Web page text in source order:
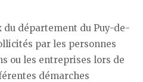
département du Puy-de-
par les personnes
ou les entreprises lors de
démarches